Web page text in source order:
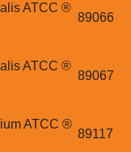
ATCC ®
89066
ATCC ®
89067
ATCC ®
89117